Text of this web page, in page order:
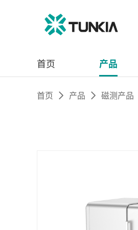
首页 产品
首页 产品 磁测产品